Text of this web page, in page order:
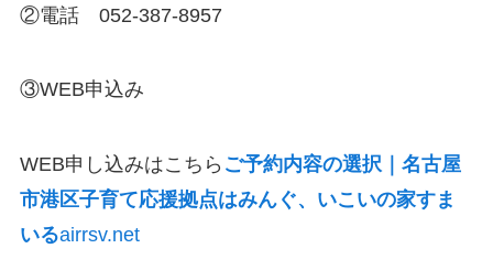
②電話 052-387-8957
③WEB申込み
WEB申し込みはこちら ご予約内容の選択｜名古屋
市港区子育て応援拠点はみんぐ、いこいの家すま
いるairrsv.net